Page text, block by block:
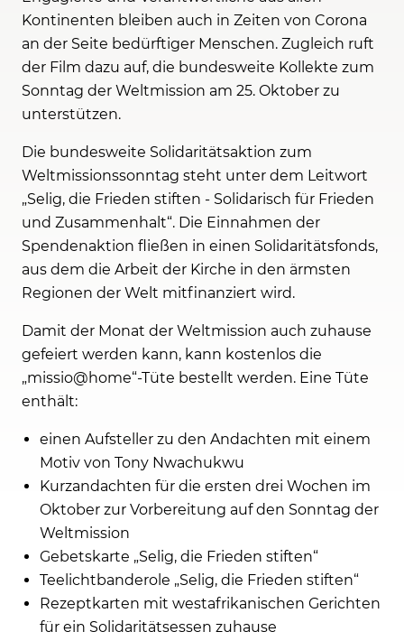
Kontinenten bleiben auch in Zeiten von Corona
an der Seite bedürftiger Menschen. Zugleich ruft
der Film dazu auf, die bundesweite Kollekte zum
Sonntag der Weltmission am 25. Oktober zu
unterstützen.
Die bundesweite Solidaritätsaktion zum
Weltmissionssonntag steht unter dem Leitwort
„Selig, die Frieden stiften - Solidarisch für Frieden
und Zusammenhalt“. Die Einnahmen der
Spendenaktion fließen in einen Solidaritätsfonds,
aus dem die Arbeit der Kirche in den ärmsten
Regionen der Welt mitfinanziert wird.
Damit der Monat der Weltmission auch zuhause
gefeiert werden kann, kann kostenlos die
„missio@home“-Tüte bestellt werden. Eine Tüte
enthält:
einen Aufsteller zu den Andachten mit einem
Motiv von Tony Nwachukwu
Kurzandachten für die ersten drei Wochen im
Oktober zur Vorbereitung auf den Sonntag der
Weltmission
Gebetskarte „Selig, die Frieden stiften“
Teelichtbanderole „Selig, die Frieden stiften“
Rezeptkarten mit westafrikanischen Gerichten
für ein Solidaritätsessen zuhause